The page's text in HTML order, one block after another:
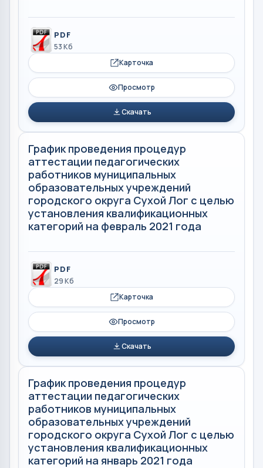
PDF
53 Кб
Карточка
Просмотр
Скачать
График проведения процедур
аттестации педагогических
работников муниципальных
образовательных учреждений
городского округа Сухой Лог с целью
установления квалификационных
категорий на февраль 2021 года
PDF
29 Кб
Карточка
Просмотр
Скачать
График проведения процедур
аттестации педагогических
работников муниципальных
образовательных учреждений
городского округа Сухой Лог с целью
установления квалификационных
категорий на январь 2021 года